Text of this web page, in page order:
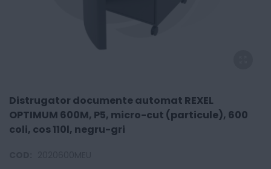
Distrugator documente automat REXEL
OPTIMUM 600M, P5, micro-cut (particule), 600
coli, cos 110l, negru-gri